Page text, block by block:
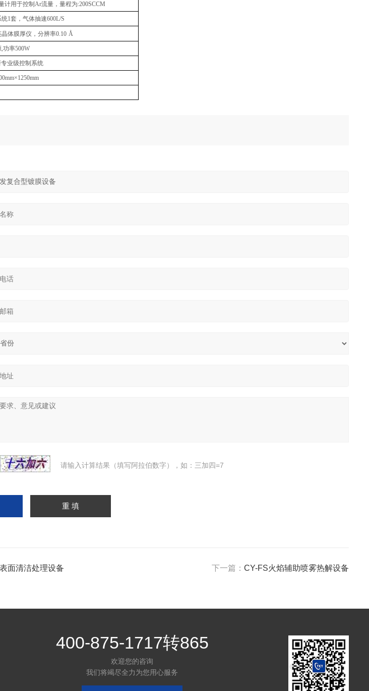
计用于控制 Ar流量，量程为:200SCCM
统1套，气体抽速600L/S
体膜厚仪，分辨率0.10 Å
,功率500W
专业级控制系统
×1250mm
请输入计算结果（填写阿拉伯数字），如：三加四=7
面清洁处理设备 下一篇： CY-FS火焰辅助喷雾热解设备
400-875-1717转865
欢迎您的咨询
我们将竭尽全力为您用心服务